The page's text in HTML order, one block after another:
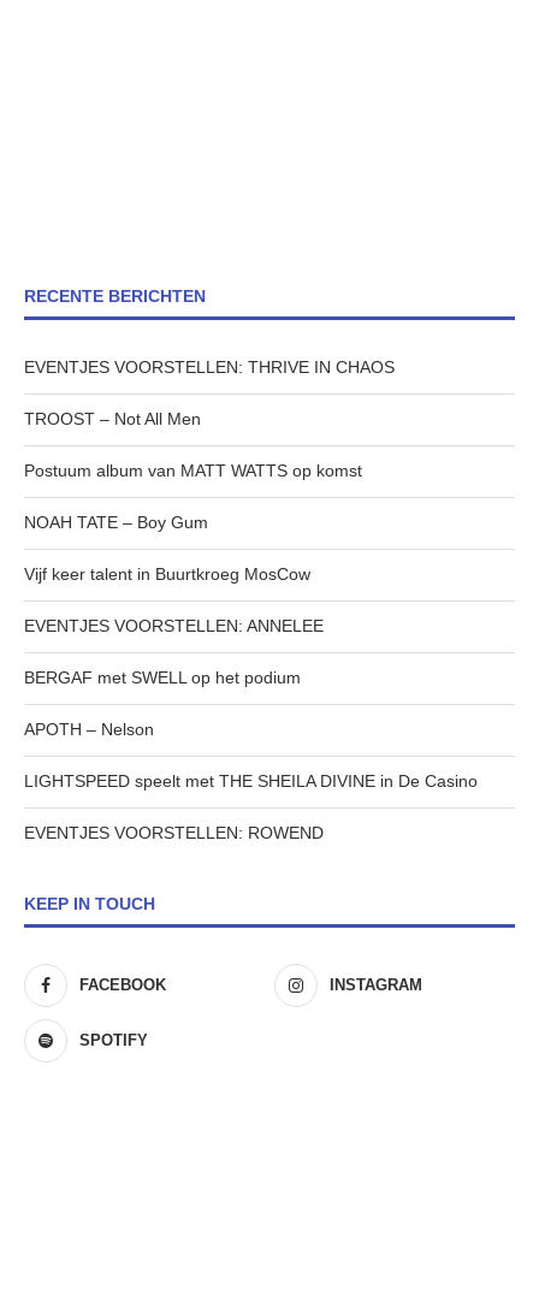
RECENTE BERICHTEN
EVENTJES VOORSTELLEN: THRIVE IN CHAOS
TROOST – Not All Men
Postuum album van MATT WATTS op komst
NOAH TATE – Boy Gum
Vijf keer talent in Buurtkroeg MosCow
EVENTJES VOORSTELLEN: ANNELEE
BERGAF met SWELL op het podium
APOTH – Nelson
LIGHTSPEED speelt met THE SHEILA DIVINE in De Casino
EVENTJES VOORSTELLEN: ROWEND
KEEP IN TOUCH
FACEBOOK INSTAGRAM
SPOTIFY